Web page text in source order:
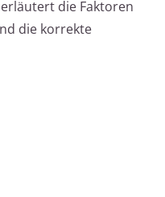
die Faktoren
die korrekte